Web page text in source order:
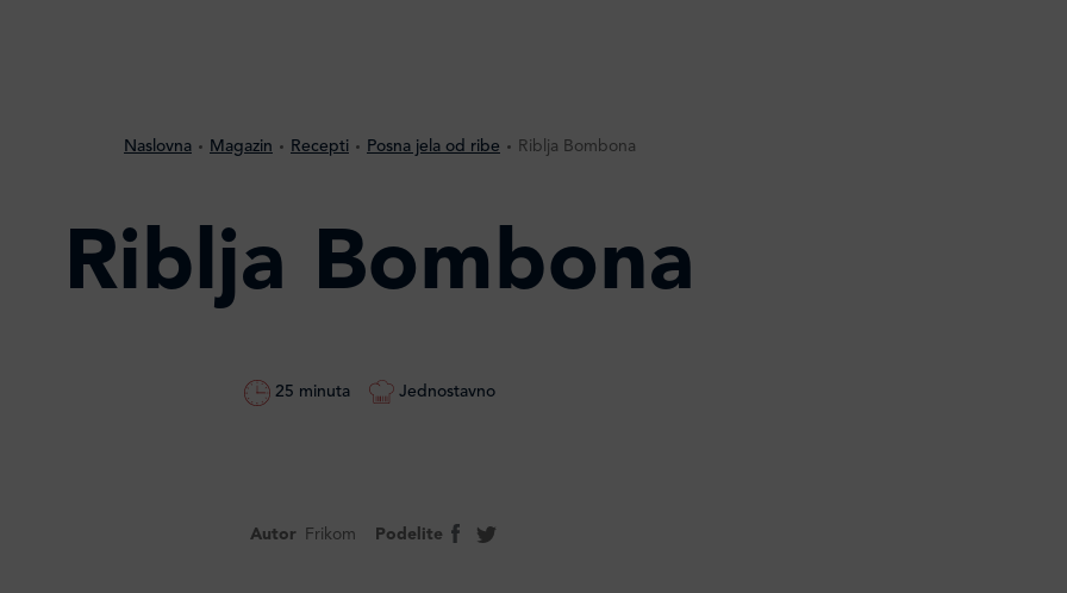
Naslovna Magazin Recepti Posna jela od ribe Riblja Bombona
Riblja Bombona
25 minuta Jednostavno
Autor Frikom Podelite